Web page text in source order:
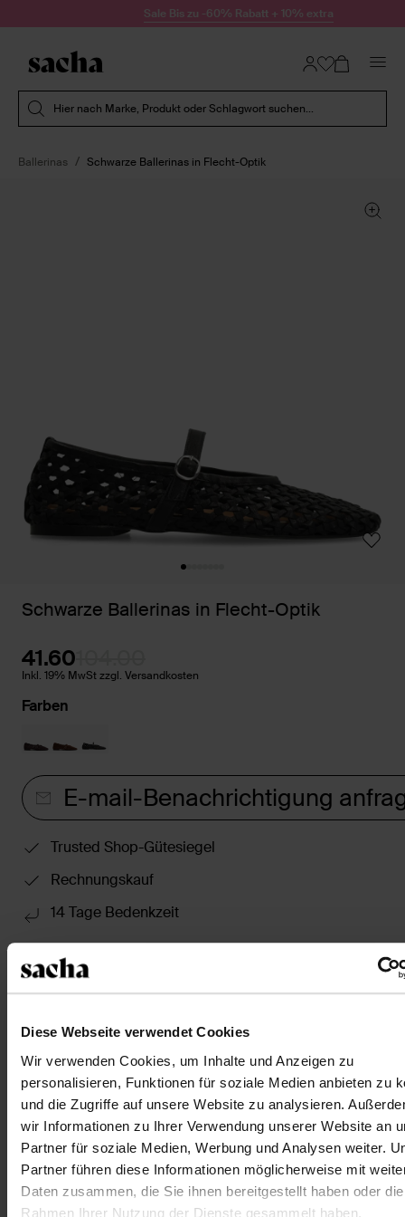
Diese Webseite verwendet Cookies
Wir verwenden Cookies, um Inhalte und Anzeigen zu
personalisieren, Funktionen für soziale Medien anbieten zu
und die Zugriffe auf unsere Website zu analysieren.
wir Informationen zu Ihrer Verwendung unserer Website an
Partner für soziale Medien, Werbung und Analysen weiter.
Partner führen diese Informationen möglicherweise mit
Daten zusammen, die Sie ihnen bereitgestellt haben oder
Rahmen Ihrer Nutzung der Dienste gesammelt haben.
Sale Bis zu -60% Rabatt + 10% extra
Hier nach Marke, Produkt oder Schlagwort suchen...
Ballerinas Schwarze Ballerinas in Flecht-Optik
Schwarze Ballerinas in Flecht-Optik
41.60
Inkl. 19% MwSt zzgl. Versandkosten
Farben
E-mail-Benachrichtigung
Trusted Shop-Gütesiegel
Rechnungskauf
14 Tage Bedenkzeit
Produktbeschreibung
Sacha haben eine flache Sohle und ein schmales
Produktdetails
Lieferung & Rücksendung
zurückgehen